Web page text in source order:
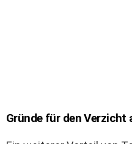
Gründe für den Verzicht